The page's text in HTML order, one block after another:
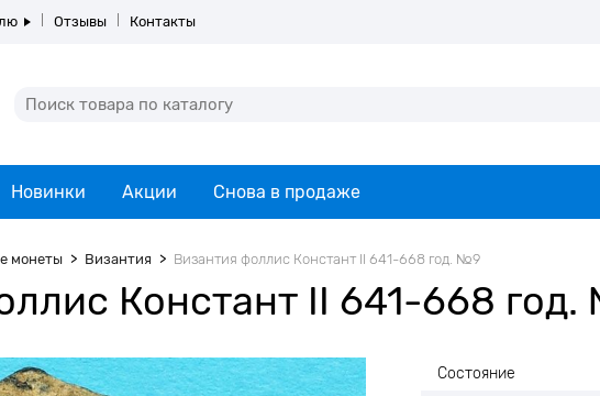
Отзывы Контакты
Новинки Акции Снова в продаже
монеты Византия Византия фоллис Констант II 641-668 год. №9
Констант II 641-668
Состояние